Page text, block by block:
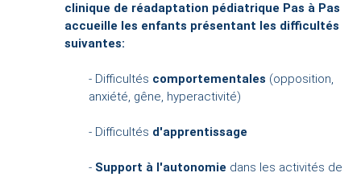
clinique de réadaptation pédiatrique Pas à Pas
accueille les enfants présentant les difficultés
suivantes:
- Difficultés comportementales (opposition,
anxiété, gêne, hyperactivité)
- Difficultés d'apprentissage
- Support à l'autonomie dans les activités de